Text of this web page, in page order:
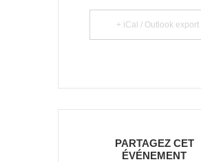
+ iCal / Outlook export
PARTAGEZ CET
ÉVÉNEMENT